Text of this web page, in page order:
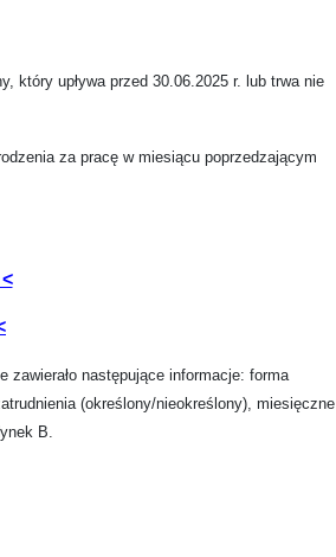
który upływa przed 30.06.2025 r. lub trwa nie
za pracę w miesiącu poprzedzającym
następujące informacje: forma
(określony/nieokreślony), miesięczne
B.